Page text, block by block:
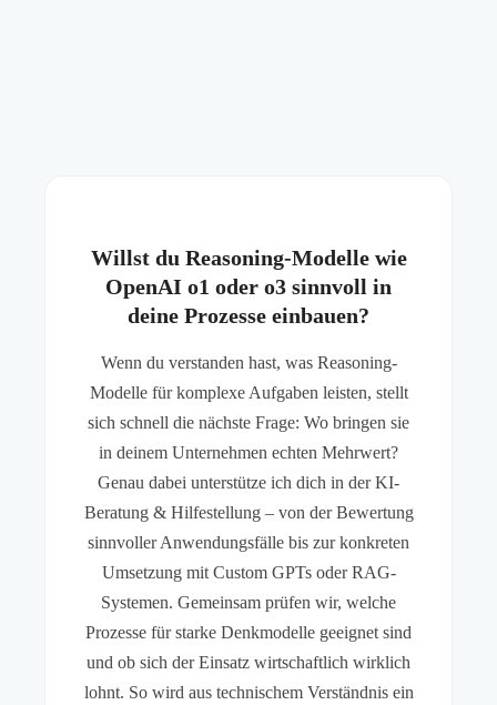
Willst du Reasoning-Modelle wie
OpenAI o1 oder o3 sinnvoll in
deine Prozesse einbauen?
Wenn du verstanden hast, was Reasoning-
Modelle für komplexe Aufgaben leisten, stellt
sich schnell die nächste Frage: Wo bringen sie
in deinem Unternehmen echten Mehrwert?
Genau dabei unterstütze ich dich in der KI-
Beratung & Hilfestellung – von der Bewertung
sinnvoller Anwendungsfälle bis zur konkreten
Umsetzung mit Custom GPTs oder RAG-
Systemen. Gemeinsam prüfen wir, welche
Prozesse für starke Denkmodelle geeignet sind
und ob sich der Einsatz wirtschaftlich wirklich
lohnt. So wird aus technischem Verständnis ein